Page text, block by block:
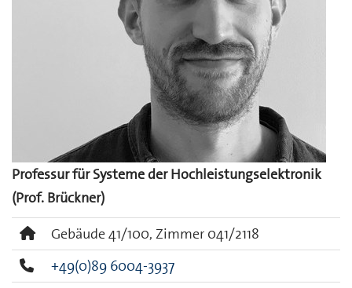
Professur für Systeme der Hochleistungselektronik
(Prof. Brückner)
Gebäude 41/100, Zimmer 041/2118
+49(0)89 6004-3937